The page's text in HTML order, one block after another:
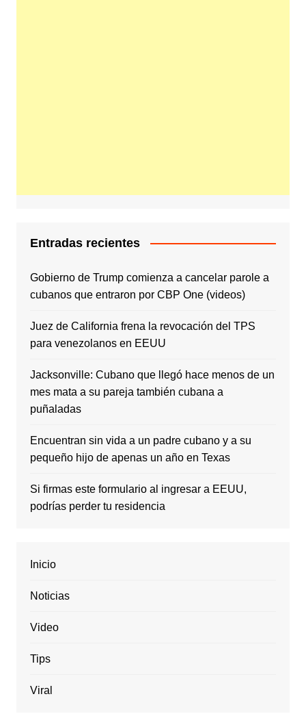
Entradas recientes
Gobierno de Trump comienza a cancelar parole a
cubanos que entraron por CBP One (videos)
Juez de California frena la revocación del TPS
para venezolanos en EEUU
Jacksonville: Cubano que llegó hace menos de un
mes mata a su pareja también cubana a
puñaladas
Encuentran sin vida a un padre cubano y a su
pequeño hijo de apenas un año en Texas
Si firmas este formulario al ingresar a EEUU,
podrías perder tu residencia
Inicio
Noticias
Video
Tips
Viral